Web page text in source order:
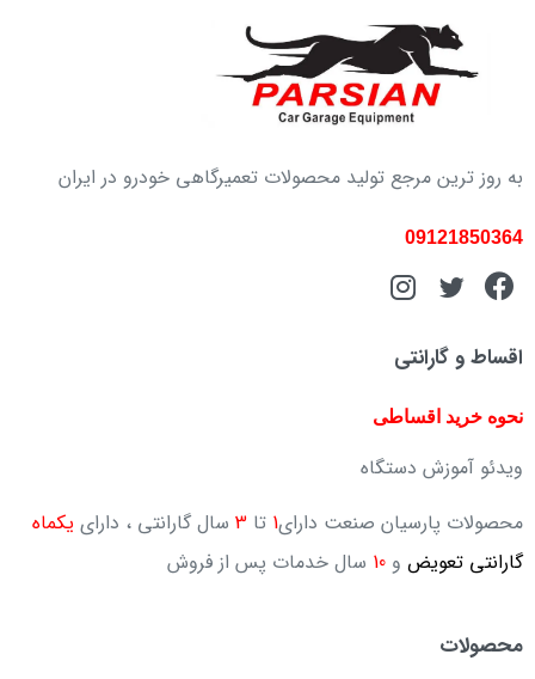
به روز ترین مرجع تولید محصولات تعمیرگاهی خودرو در ایران
09121850364
اقساط و گارانتی
نحوه خرید اقساطی
ویدئو آموزش دستگاه
محصولات پارسیان صنعت دارای1 تا 3 سال گارانتی ، دارای یکماه
گارانتی تعویض و 10 سال خدمات پس از فروش
محصولات